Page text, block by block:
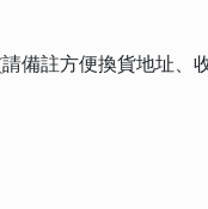
備註方便換貨地址、